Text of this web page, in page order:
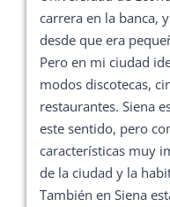
carrera en la banca,
desde que era
Pero en mi ciudad
modos discotecas,
restaurantes. Siena
este sentido, pero
características muy
de la ciudad y la
También en Siena